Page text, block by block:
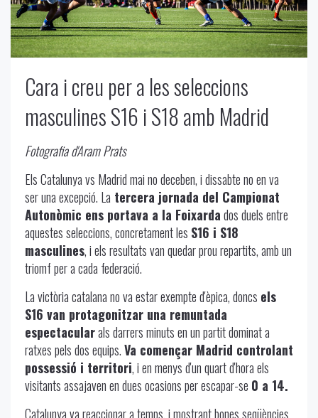
Cara i creu per a les seleccions
masculines S16 i S18 amb Madrid
Fotografia d'Aram Prats
Els Catalunya vs Madrid mai no deceben, i dissabte no en va
ser una excepció. La tercera jornada del Campionat
Autonòmic ens portava a la Foixardados duels entre
aquestes seleccions, concretament les S16 i S18
masculines, i els resultats van quedar prou repartits, amb un
triomf per a cada federació.
La victòria catalana no va estar exempte d'èpica, doncs els
S16 van protagonitzar una remuntada
espectacularals darrers minuts en un partit dominat a
ratxes pels dos equips.Va començar Madrid controlant
possessió i territori, i en menys d'un quart d'hora els
visitants assajaven en dues ocasions per escapar-se 0 a 14.
Catalunya va reaccionar a temps, i mostrant bones seqüències